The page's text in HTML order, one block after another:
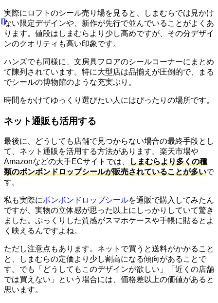
実際にロフトのシール売り場を見ると、しまむらでは見かけ
ない限定デザインや、新作が先行で並んでいることがよくあ
ります。値段はしまむらより少し高めですが、その分デザイ
ンのクオリティも高い印象です。
ハンズでも同様に、文房具フロアのシールコーナーにまとめ
て陳列されています。特に大型店は品揃えが圧倒的で、まる
でシールの博物館のような充実ぶり。
時間をかけてゆっくり選びたい人にはぴったりの場所です。
ネット通販も活用する
最後に、どうしても店舗で見つからない場合の最終手段とし
て、ネット通販を活用する方法があります。楽天市場や
Amazonなどの大手ECサイトでは、 しまむらより多くの種
類のボンボンドロップシールが販売されていることが多いで
す。
私も実際にボンボンドロップシールを通販で購入してみたん
ですが、実物の立体感が思った以上にしっかりしていて驚き
ました。ぷっくりした質感がスマホケースや手帳に貼るとよ
く映えるんですよね。
ただし注意点もあります。ネットで買うと送料がかかること
と、しまむらの定価より少し割高になる傾向があることで
す。でも「どうしてもこのデザインが欲しい」「近くの店舗
では買えない」という場合には、価格差以上の価値があると
思います。